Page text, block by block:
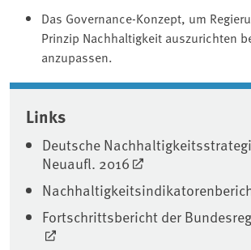
Das Governance-Konzept, um
Prinzip Nachhaltigkeit auszurichten
anzupassen.
Associated content
Links
Deutsche
Neuaufl. 2016
Fortschrittsbericht der